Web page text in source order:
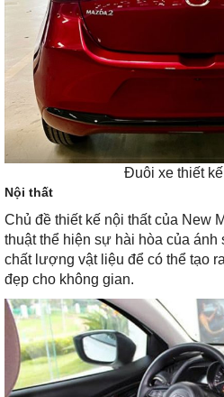
Đuôi xe thiết
Nội thất
Chủ đề thiết kế nội thất của New
thuật thể hiện sự hài hòa của ánh
chất lượng vật liệu để có thể tạo
đẹp cho không gian.